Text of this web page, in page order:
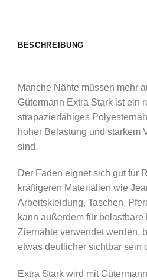
BESCHREIBUNG
Manche Nähte müssen mehr
Gütermann Extra Stark ist ein
strapazierfähiges
hoher Belastung und starkem
sind.
Der Faden eignet sich gut für
kräftigeren Materialien wie
Arbeitskleidung, Taschen,
kann außerdem für belastbare
Ziernähte verwendet werden,
etwas deutlicher sichtbar sein
Extra Stark wird mit